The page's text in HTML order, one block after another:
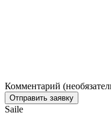
Комментарий
Saile